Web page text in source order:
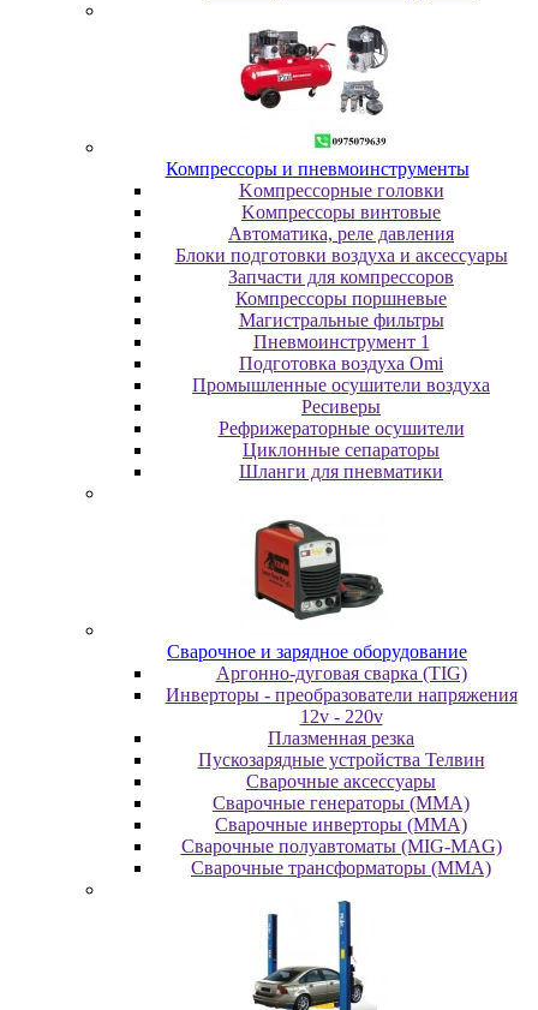
Компрессоры и пневмоинструменты
Koмпpeccopныe гoлoвки
Koмпpeccopы винтoвыe
Автоматика, реле давления
Блоки подготовки воздуха и аксессуары
Запчасти для компрессоров
Компрессоры поршневые
Магистральные фильтры
Пневмоинструмент 1
Подготовка воздуха Omi
Промышленные осушители воздуха
Ресиверы
Рефрижераторные осушители
Циклонные сепараторы
Шланги для пневматики
Cвapoчнoe и зарядное оборудование
Аргонно-дуговая сварка (TIG)
Инверторы - преобразователи напряжения
12v - 220v
Плазменная резка
Пускозарядные устройства Телвин
Сварочные аксессуары
Сварочные генераторы (MMA)
Сварочные инверторы (MMA)
Сварочные полуавтоматы (MIG-MAG)
Сварочные трансформаторы (MMA)